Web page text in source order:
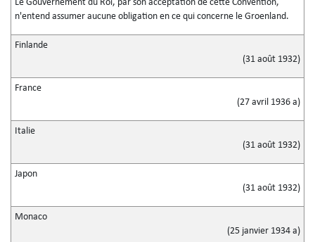
Le Gouvernement du Roi, par son acceptation de cette Convention,
n'entend assumer aucune obligation en ce qui concerne le Groenland.
Finlande
(31 août 1932)
France
(27 avril 1936 a)
Italie
(31 août 1932)
Japon
(31 août 1932)
Monaco
(25 janvier 1934 a)